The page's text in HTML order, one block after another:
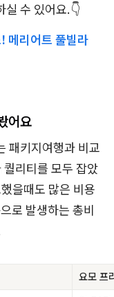
실 수 있어요.👇
메리어트 풀빌라
어요
패키지여행과 비교
리티를 모두 잡았
을때도 많은 비용
로 발생하는 총비
요모 프